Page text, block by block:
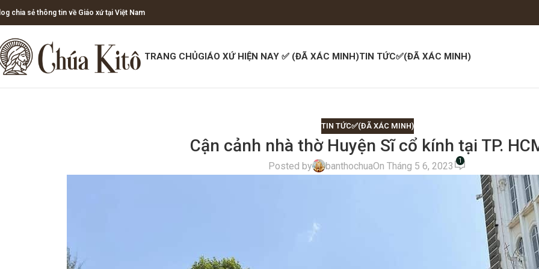
chia sẻ thông tin về Giáo xứ tại Việt Nam
TRANG CHỦGIÁO XỨ HIỆN NAY ✅ (ĐÃ XÁC MINH)TIN TỨC✅(ĐÃ XÁC MINH)
TIN TỨC✅(ĐÃ XÁC MINH)
Cận cảnh nhà thờ Huyện Sĩ cổ kính tại TP.
Posted by banthochuaOn Tháng 5 6, 2023 1